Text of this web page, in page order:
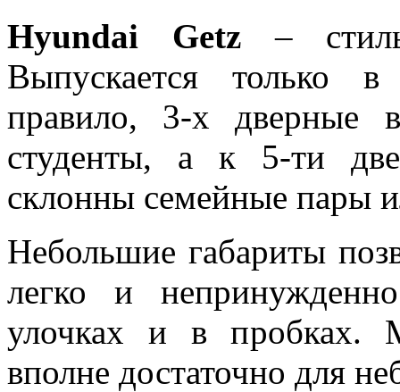
Hyundai Getz–
Выпускается только
правило, 3-х дверные
студенты, а к 5-ти
склонны семейные пары
Небольшие габариты
легко и
улочках и в пробках.
вполне достаточно для